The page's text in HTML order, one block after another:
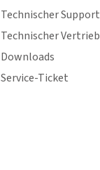
Technischer Support
Technischer Vertrieb
Downloads
Service-Ticket